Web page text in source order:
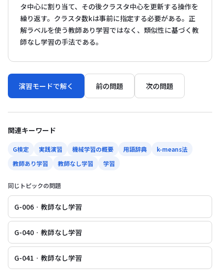
タ中心に割り当て、その後クラスタ中心を更新する操作を
繰り返す。クラスタ数kは事前に指定する必要がある。正
解ラベルを使う教師あり学習ではなく、類似性に基づく教
師なし学習の手法である。
演習モードで解く 前の問題 次の問題
関連キーワード
G検定 実践演習 機械学習の概要 用語辞典
k-means法
教師あり学習
教師なし学習 学習
同じトピックの問題
G-006 · 教師なし学習
G-040 · 教師なし学習
G-041 · 教師なし学習